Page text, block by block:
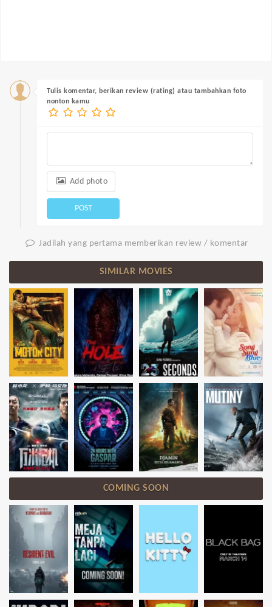
Tulis komentar, berikan review (rating) atau tambahkan foto
nonton kamu
Add photo
POST
Jadilah yang pertama memberikan review / komentar
SIMILAR MOVIES
COMING SOON